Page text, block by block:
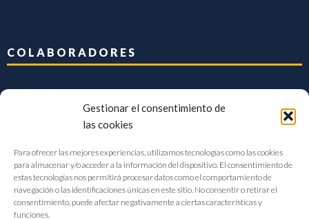
Gestionar el consentimiento de
las cookies
Para ofrecer las mejores experiencias, utilizamos tecnologías como las cookies
para almacenar y/o acceder a la información del dispositivo. El consentimiento de
estas tecnologías nos permitirá procesar datos como el comportamiento de
navegación o las identificaciones únicas en este sitio. No consentir o retirar el
consentimiento, puede afectar negativamente a ciertas características y
funciones.
COLABORADORES